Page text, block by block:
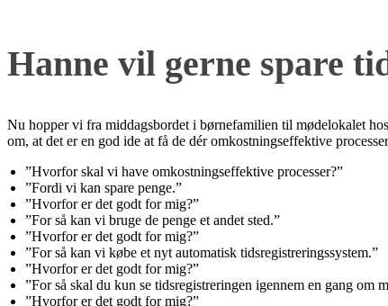
Hanne vil gerne spare
Nu hopper vi fra middagsbordet i børnefamilien til mødelokalet
om, at det er en god ide at få de dér omkostningseffektive
”Hvorfor skal vi have omkostningseffektive processer?”
”Fordi vi kan spare penge.”
”Hvorfor er det godt for mig?”
”For så kan vi bruge de penge et andet sted.”
”Hvorfor er det godt for mig?”
”For så kan vi købe et nyt automatisk tidsregistreringssystem.”
”Hvorfor er det godt for mig?”
”For så skal du kun se tidsregistreringen igennem en gang om
”Hvorfor er det godt for mig?”